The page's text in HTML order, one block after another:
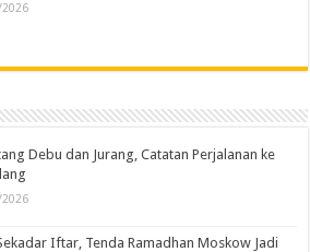
Debu dan Jurang, Catatan Perjalanan ke
Iftar, Tenda Ramadhan Moskow Jadi